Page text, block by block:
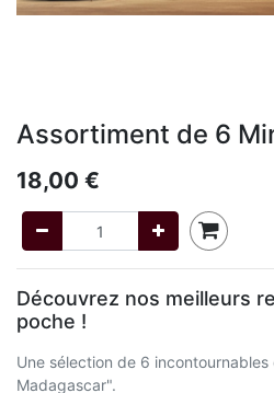
Assortiment de 6
18,00 €
Découvrez nos meilleurs
poche !
Une sélection de 6
Madagascar".